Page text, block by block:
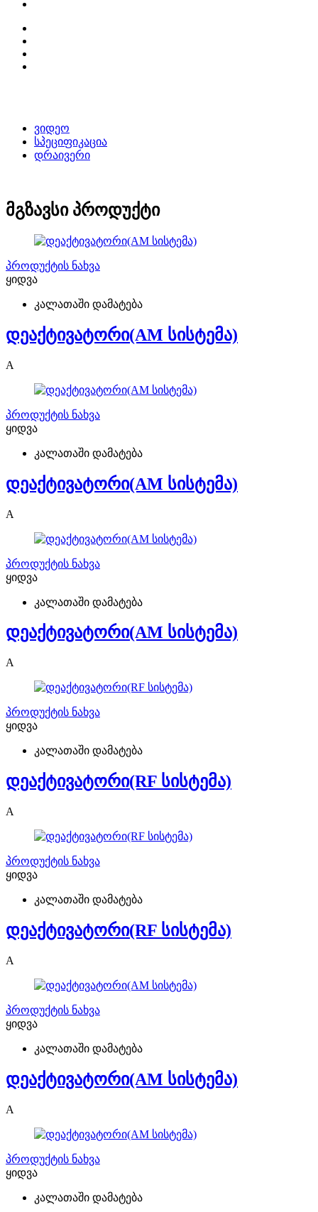
ვიდეო
სპეციფიკაცია
დრაივერი
მგზავსი პროდუქტი
პროდუქტის ნახვა
ყიდვა
კალათაში დამატება
დეაქტივატორი(AM სისტემა)
A
პროდუქტის ნახვა
ყიდვა
კალათაში დამატება
დეაქტივატორი(AM სისტემა)
A
პროდუქტის ნახვა
ყიდვა
კალათაში დამატება
დეაქტივატორი(AM სისტემა)
A
პროდუქტის ნახვა
ყიდვა
კალათაში დამატება
დეაქტივატორი(RF სისტემა)
A
პროდუქტის ნახვა
ყიდვა
კალათაში დამატება
დეაქტივატორი(RF სისტემა)
A
პროდუქტის ნახვა
ყიდვა
კალათაში დამატება
დეაქტივატორი(AM სისტემა)
A
პროდუქტის ნახვა
ყიდვა
კალათაში დამატება